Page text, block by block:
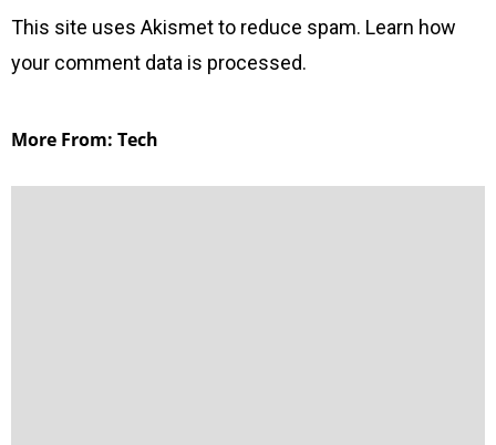
This site uses Akismet to reduce spam. Learn how
your comment data is processed.
More From: Tech